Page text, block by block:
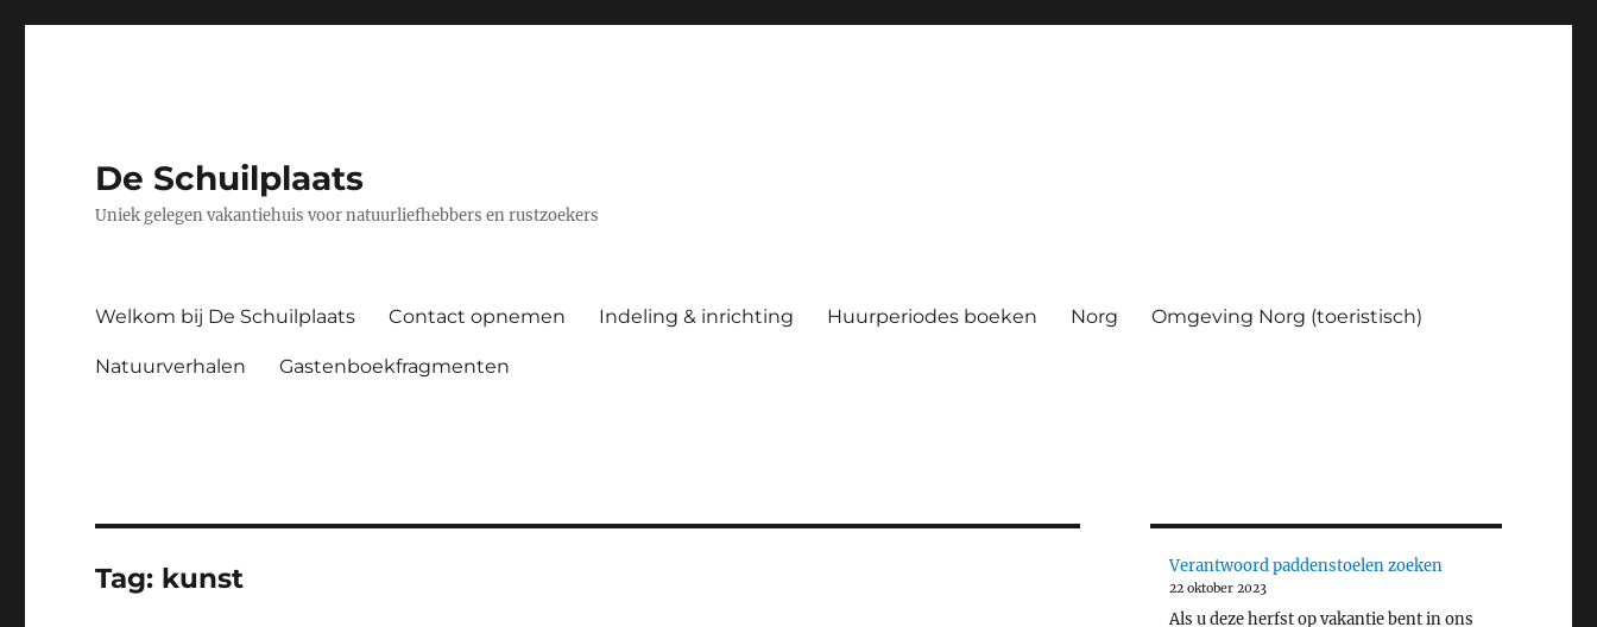
De Schuilplaats
Uniek gelegen vakantiehuis voor natuurliefhebbers en rustzoekers
Welkom bij De Schuilplaats Contact opnemen Indeling & inrichting Huurperiodes boeken Norg Omgeving Norg (toeristisch)
Natuurverhalen Gastenboekfragmenten
Tag: kunst Verantwoord paddenstoelen zoeken
22 oktober 2023
Als u deze herfst op vakantie bent in ons